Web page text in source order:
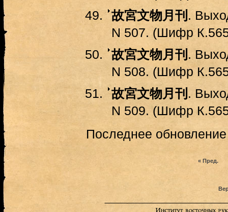
故宮文物月刊 .
N 507. (Шифр
故宮文物月刊 .
N 508. (Шифр
故宮文物月刊 .
N 509. (Шифр
Последнее
« Пред.